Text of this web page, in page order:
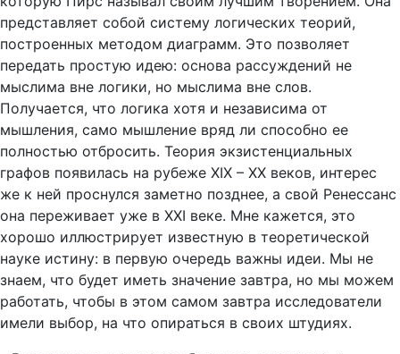
представляет собой систему логических теорий,
построенных методом диаграмм. Это позволяет
передать простую идею: основа рассуждений не
мыслима вне логики, но мыслима вне слов.
Получается, что логика хотя и независима от
мышления, само мышление вряд ли способно ее
полностью отбросить. Теория экзистенциальных
графов появилась на рубеже XIX – XX веков, интерес
же к ней проснулся заметно позднее, а свой Ренессанс
она переживает уже в XXI веке. Мне кажется, это
хорошо иллюстрирует известную в теоретической
науке истину: в первую очередь важны идеи. Мы не
знаем, что будет иметь значение завтра, но мы можем
работать, чтобы в этом самом завтра исследователи
имели выбор, на что опираться в своих штудиях.